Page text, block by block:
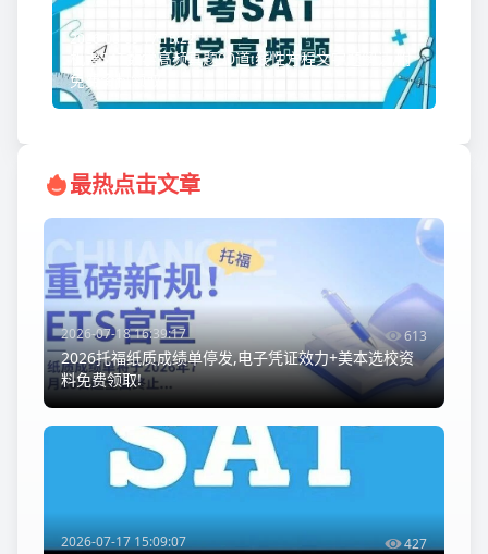
2026-08-09 17:15:22
机考SAT数学高频真题90道:线性方程文字题解读,附
免费资料领取
最热点击文章
2026-07-18 16:39:17 613
2026托福纸质成绩单停发,电子凭证效力+美本选校资
料免费领取!
2026-07-17 15:09:07 427